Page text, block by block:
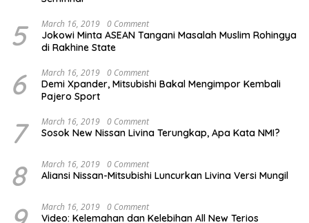
5 March 16, 2019 0 Comment
Jokowi Minta ASEAN Tangani Masalah Muslim Rohingya
di Rakhine State
6 March 16, 2019 0 Comment
Demi Xpander, Mitsubishi Bakal Mengimpor Kembali
Pajero Sport
7 March 16, 2019 0 Comment
Sosok New Nissan Livina Terungkap, Apa Kata NMI?
8 March 16, 2019 0 Comment
Aliansi Nissan-Mitsubishi Luncurkan Livina Versi Mungil
March 16, 2019 0 Comment
Video: Kelemahan dan Kelebihan All New Terios